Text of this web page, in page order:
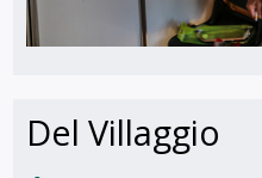
Del Villaggio